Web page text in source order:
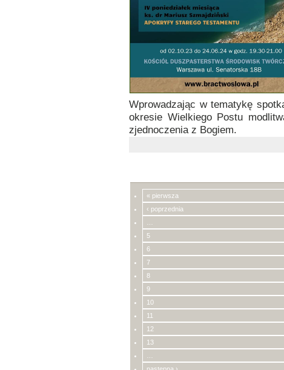
Wprowadzając w tematykę
okresie Wielkiego Postu
zjednoczenia z Bogiem.
« pierwsza
‹ poprzednia
5
6
7
8
9
10
11
12
13